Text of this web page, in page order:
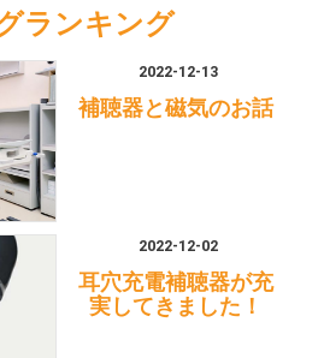
ランキング
2022-12-13
補聴器と磁気のお話
2022-12-02
耳穴充電補聴器が充
実してきました！